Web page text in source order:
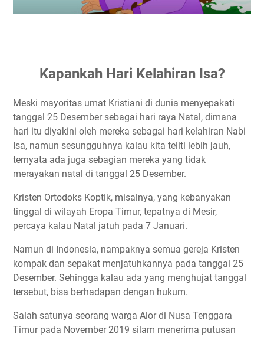
Kapankah Hari Kelahiran Isa?
Meski mayoritas umat Kristiani di dunia menyepakati
tanggal 25 Desember sebagai hari raya Natal, dimana
hari itu diyakini oleh mereka sebagai hari kelahiran Nabi
Isa, namun sesungguhnya kalau kita teliti lebih jauh,
ternyata ada juga sebagian mereka yang tidak
merayakan natal di tanggal 25 Desember.
Kristen Ortodoks Koptik, misalnya, yang kebanyakan
tinggal di wilayah Eropa Timur, tepatnya di Mesir,
percaya kalau Natal jatuh pada 7 Januari.
Namun di Indonesia, nampaknya semua gereja Kristen
kompak dan sepakat menjatuhkannya pada tanggal 25
Desember. Sehingga kalau ada yang menghujat tanggal
tersebut, bisa berhadapan dengan hukum.
Salah satunya seorang warga Alor di Nusa Tenggara
Timur pada November 2019 silam menerima putusan